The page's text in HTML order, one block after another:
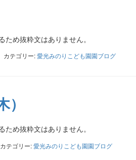
め抜粋文はありません。
カテゴリー:愛光みのりこども園園ブログ
め抜粋文はありません。
カテゴリー:愛光みのりこども園園ブログ